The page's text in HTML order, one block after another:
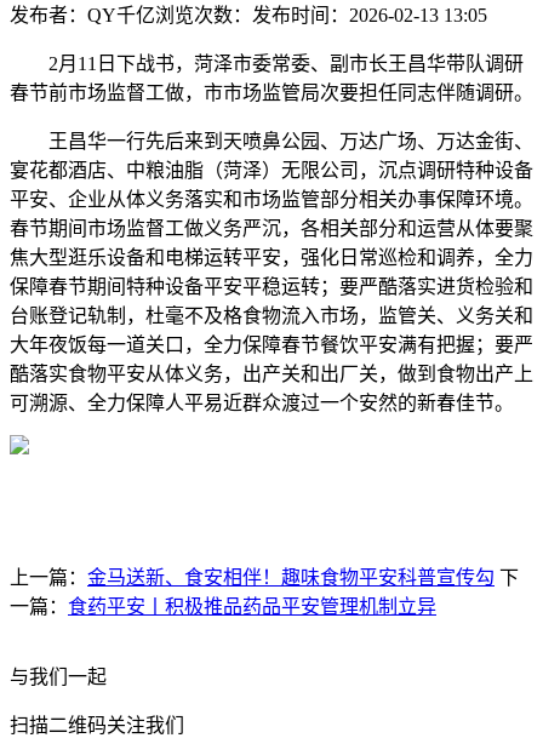
发布者： QY千亿浏览次数： 发布时间： 2026-02-13 13:05
2月11日下战书，菏泽市委常委、副市长王昌华带队调研
春节前市场监督工做，市市场监管局次要担任同志伴随调研。
王昌华一行先后来到天喷鼻公园、万达广场、万达金街、
宴花都酒店、中粮油脂（菏泽）无限公司，沉点调研特种设备
平安、企业从体义务落实和市场监管部分相关办事保障环境。
春节期间市场监督工做义务严沉，各相关部分和运营从体要聚
焦大型逛乐设备和电梯运转平安，强化日常巡检和调养，全力
保障春节期间特种设备平安平稳运转；要严酷落实进货检验和
台账登记轨制，杜毫不及格食物流入市场，监管关、义务关和
大年夜饭每一道关口，全力保障春节餐饮平安满有把握；要严
酷落实食物平安从体义务，出产关和出厂关，做到食物出产上
可溯源、全力保障人平易近群众渡过一个安然的新春佳节。
上一篇： 金马送新、食安相伴！趣味食物平安科普宣传勾 下
一篇： 食药平安丨积极推品药品平安管理机制立异
与我们一起
扫描二维码关注我们